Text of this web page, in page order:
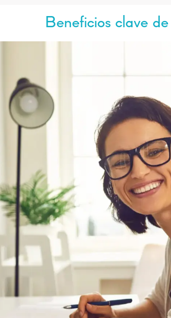
Beneficios clave